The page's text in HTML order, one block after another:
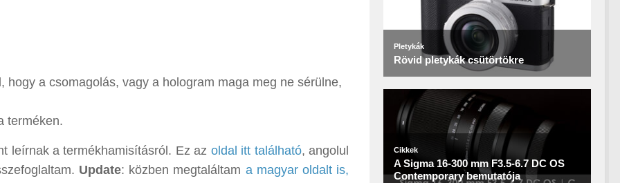
a csomagolás, vagy a hologram maga meg ne sérülne,
terméken.
leírnak a termékhamisításról. Ez az oldal itt található, angolul
Update: közben megtaláltam a magyar oldalt is,